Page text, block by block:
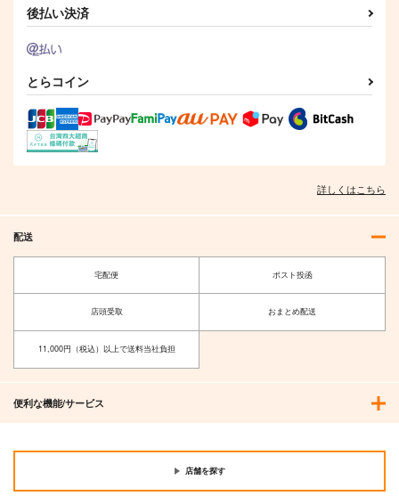
後払い決済
とらコイン
詳しくはこちら
配送
宅配便 ポスト投函
店頭受取 おまとめ配送
11,000円（税込）以上で送料当社負担
便利な機能/サービス
店舗を探す